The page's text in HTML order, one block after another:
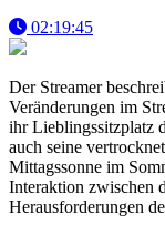
02:19:45
Der Streamer
Veränderungen im
ihr Lieblingssitzplatz
auch seine
Mittagssonne im
Interaktion zwischen
Herausforderungen